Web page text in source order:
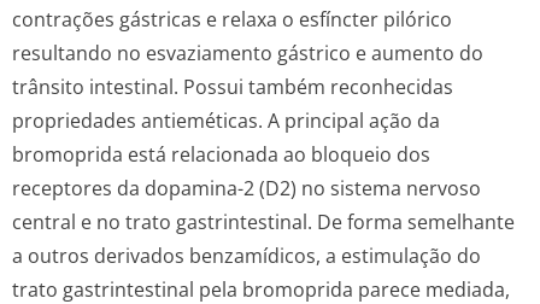
contrações gástricas e relaxa o esfíncter pilórico
resultando no esvaziamento gástrico e aumento do
trânsito intestinal. Possui também reconhecidas
propriedades antieméticas. A principal ação da
bromoprida está relacionada ao bloqueio dos
receptores da dopamina-2 (D2) no sistema nervoso
central e no trato gastrintestinal. De forma semelhante
a outros derivados benzamídicos, a estimulação do
trato gastrintestinal pela bromoprida parece mediada,